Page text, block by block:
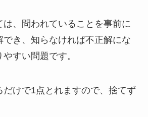
は、問われていることを事前に
でき、 知らなければ不正解にな
すい問題です。
だけで1点とれますので、 捨てず